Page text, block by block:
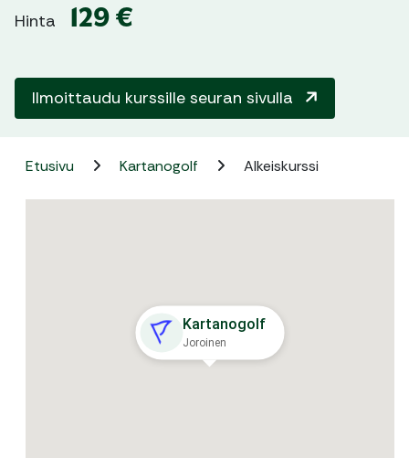
Hinta 129 €
Ilmoittaudu kurssille seuran sivulla
Etusivu Kartanogolf Alkeiskurssi
Kartanogolf
Joroinen